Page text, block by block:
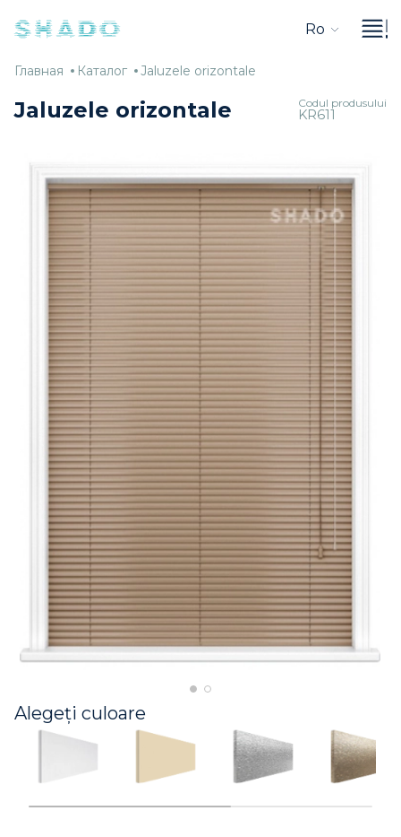
Ro
Главная Главная
КаталогКаталог
Jaluzele
Jaluzele orizontale
Jaluzele orizontale Codul produsului
KR611
Alegeți culoare